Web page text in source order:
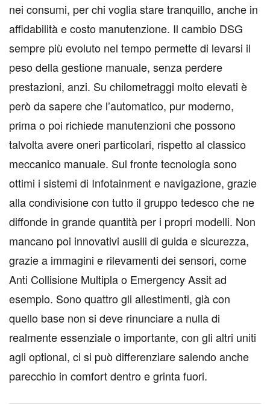
nei consumi, per chi voglia stare tranquillo, anche in
affidabilità e costo manutenzione. Il cambio DSG
sempre più evoluto nel tempo permette di levarsi il
peso della gestione manuale, senza perdere
prestazioni, anzi. Su chilometraggi molto elevati è
però da sapere che l’automatico, pur moderno,
prima o poi richiede manutenzioni che possono
talvolta avere oneri particolari, rispetto al classico
meccanico manuale. Sul fronte tecnologia sono
ottimi i sistemi di Infotainment e navigazione, grazie
alla condivisione con tutto il gruppo tedesco che ne
diffonde in grande quantità per i propri modelli. Non
mancano poi innovativi ausili di guida e sicurezza,
grazie a immagini e rilevamenti dei sensori, come
Anti Collisione Multipla o Emergency Assit ad
esempio. Sono quattro gli allestimenti, già con
quello base non si deve rinunciare a nulla di
realmente essenziale o importante, con gli altri uniti
agli optional, ci si può differenziare salendo anche
parecchio in comfort dentro e grinta fuori.